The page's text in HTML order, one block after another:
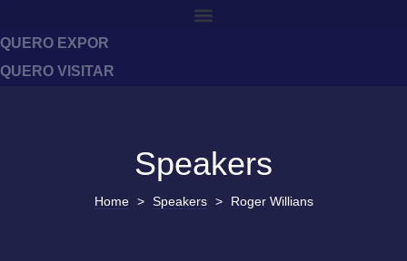
QUERO EXPOR
QUERO VISITAR
Speakers
Home > Speakers > Roger Willians